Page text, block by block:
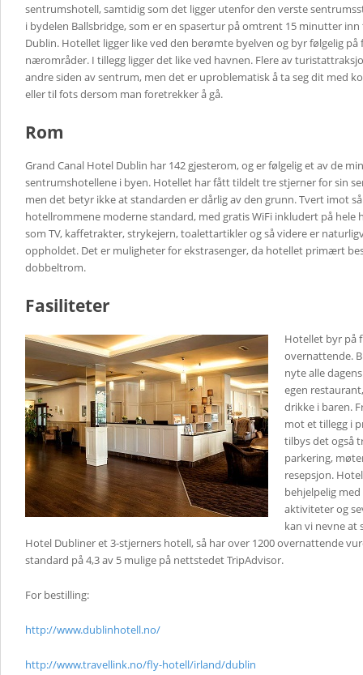
sentrumshotell, samtidig som det ligger utenfor den verste
i bydelen Ballsbridge, som er en spasertur på omtrent 15 minutter
Dublin. Hotellet ligger like ved den berømte byelven og byr følgelig
nærområder. I tillegg ligger det like ved havnen. Flere av
andre siden av sentrum, men det er uproblematisk å ta seg dit med
eller til fots dersom man foretrekker å gå.
Rom
Grand Canal Hotel Dublin har 142 gjesterom, og er følgelig et av de
sentrumshotellene i byen. Hotellet har fått tildelt tre stjerner for sin
men det betyr ikke at standarden er dårlig av den grunn. Tvert imot
hotellrommene moderne standard, med gratis WiFi inkludert på hele
som TV, kaffetrakter, strykejern, toalettartikler og så videre er
oppholdet. Det er muligheter for ekstrasenger, da hotellet primært
dobbeltrom.
Fasiliteter
Hotellet byr på
overnattende.
nyte alle
egen
drikke i baren.
mot et tillegg i
tilbys det også
parkering,
resepsjon.
behjelpelig
aktiviteter og
kan vi nevne at
Hotel Dubliner et 3-stjerners hotell, så har over 1200 overnattende
standard på 4,3 av 5 mulige på nettstedet TripAdvisor.
For bestilling:
http://www.dublinhotell.no/
http://www.travellink.no/fly-hotell/irland/dublin